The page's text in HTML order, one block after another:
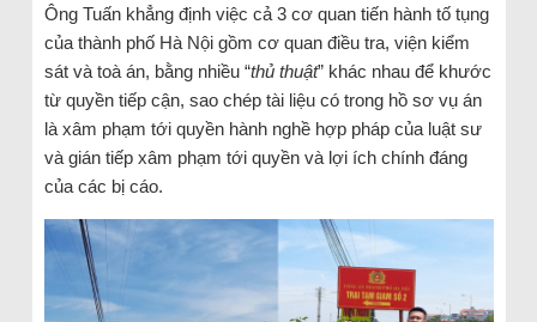
Ông Tuấn khẳng định việc cả 3 cơ quan tiến hành tố tụng
của thành phố Hà Nội gồm cơ quan điều tra, viện kiểm
sát và toà án, bằng nhiều “thủ thuật” khác nhau để khước
từ quyền tiếp cận, sao chép tài liệu có trong hồ sơ vụ án
là xâm phạm tới quyền hành nghề hợp pháp của luật sư
và gián tiếp xâm phạm tới quyền và lợi ích chính đáng
của các bị cáo.